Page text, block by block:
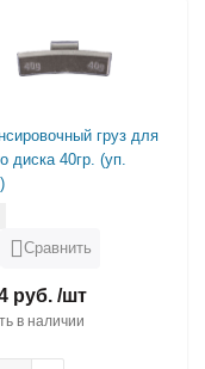
груз для
диска 40гр. (уп.
Сравнить
руб. /шт
в наличии